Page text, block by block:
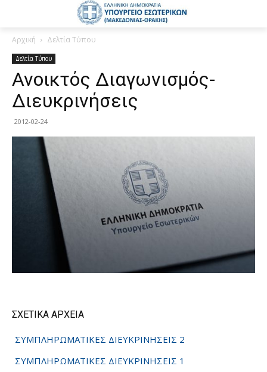
Αρχική Δελτία Τύπου
Δελτία Τύπου
Ανοικτός Διαγωνισμός-
Διευκρινήσεις
2012-02-24
ΣΧΕΤΙΚΑ ΑΡΧΕΙΑ
ΣΥΜΠΛΗΡΩΜΑΤΙΚΕΣ ΔΙΕΥΚΡΙΝΗΣΕΙΣ 2
ΣΥΜΠΛΗΡΩΜΑΤΙΚΕΣ ΔΙΕΥΚΡΙΝΗΣΕΙΣ 1